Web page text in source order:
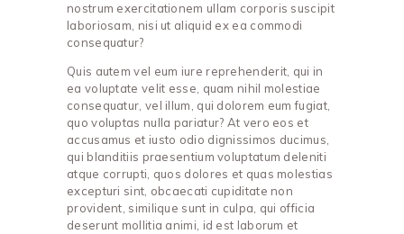
nostrum exercitationem ullam corporis suscipit
laboriosam, nisi ut aliquid ex ea commodi
consequatur?
Quis autem vel eum iure reprehenderit, qui in
ea voluptate velit esse, quam nihil molestiae
consequatur, vel illum, qui dolorem eum fugiat,
quo voluptas nulla pariatur? At vero eos et
accusamus et iusto odio dignissimos ducimus,
qui blanditiis praesentium voluptatum deleniti
atque corrupti, quos dolores et quas molestias
excepturi sint, obcaecati cupiditate non
provident, similique sunt in culpa, qui officia
deserunt mollitia animi, id est laborum et